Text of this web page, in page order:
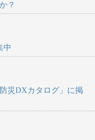
？
中
災DXカタログ」に掲